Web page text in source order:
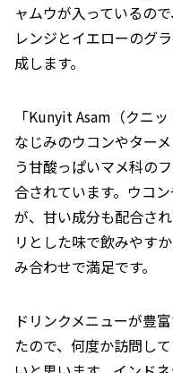
ャムウが入っているの
レンジとイエローのグ
成します。
「Kunyit Asam（クニ
なじみのウコンやター
う甘酸っぱいマメ科の
合されています。ウコ
が、甘い成分も配合さ
リとした味で飲みやす
み合わせで満足です。
ドリンクメニューが豊
たので、何度か訪問し